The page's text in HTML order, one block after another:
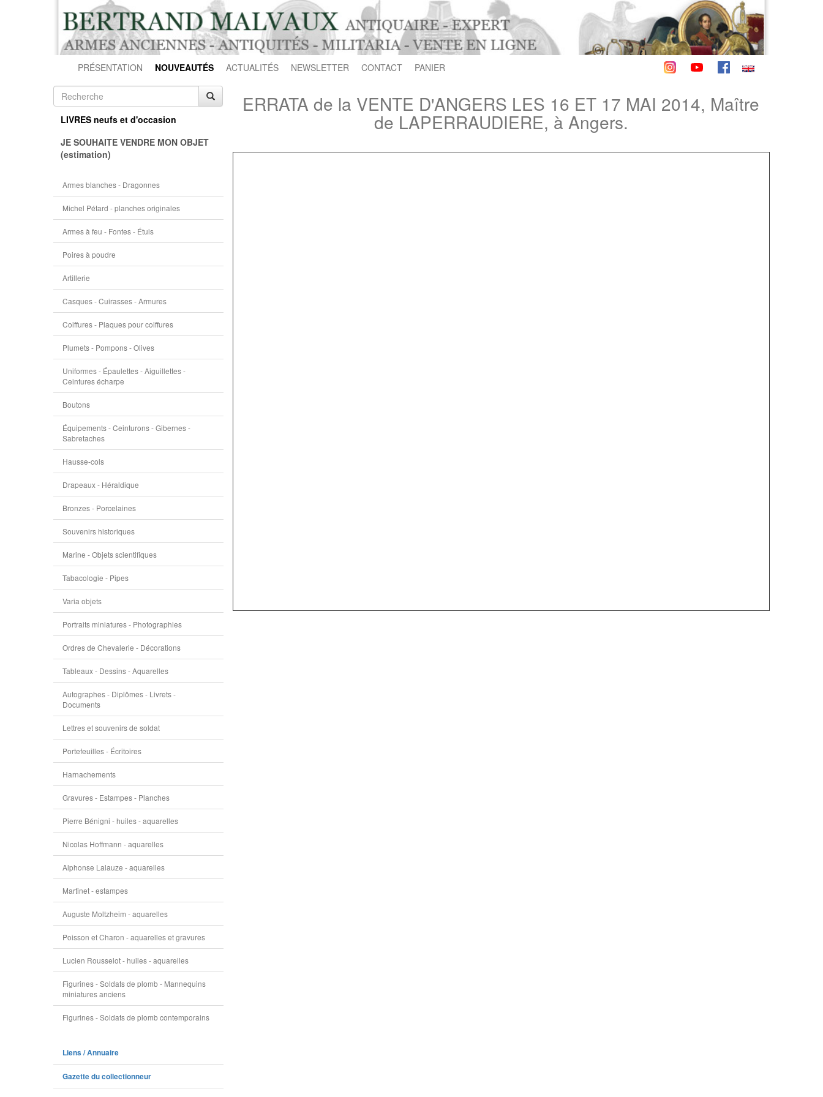
PRÉSENTATION NOUVEAUTÉS ACTUALITÉS NEWSLETTER CONTACT PANIER
LIVRES neufs et d'occasion
JE SOUHAITE VENDRE MON OBJET
(estimation)
Armes blanches - Dragonnes
Michel Pétard - planches originales
Armes à feu - Fontes - Étuis
Poires à poudre
Artillerie
Casques - Cuirasses - Armures
Coiffures - Plaques pour coiffures
Plumets - Pompons - Olives
Uniformes - Épaulettes - Aiguillettes -
Ceintures écharpe
Boutons
Équipements - Ceinturons - Gibernes -
Sabretaches
Hausse-cols
Drapeaux - Héraldique
Bronzes - Porcelaines
Souvenirs historiques
Marine - Objets scientifiques
Tabacologie - Pipes
Varia objets
Portraits miniatures - Photographies
Ordres de Chevalerie - Décorations
Tableaux - Dessins - Aquarelles
Autographes - Diplômes - Livrets -
Documents
Lettres et souvenirs de soldat
Portefeuilles - Écritoires
Harnachements
Gravures - Estampes - Planches
Pierre Bénigni - huiles - aquarelles
Nicolas Hoffmann - aquarelles
Alphonse Lalauze - aquarelles
Martinet - estampes
Auguste Moltzheim - aquarelles
Poisson et Charon - aquarelles et gravures
Lucien Rousselot - huiles - aquarelles
Figurines - Soldats de plomb - Mannequins
miniatures anciens
Figurines - Soldats de plomb contemporains
Liens / Annuaire
Gazette du collectionneur
ERRATA de la VENTE D'ANGERS LES 16 ET 17 MAI 2014, Maître
de LAPERRAUDIERE, à Angers.